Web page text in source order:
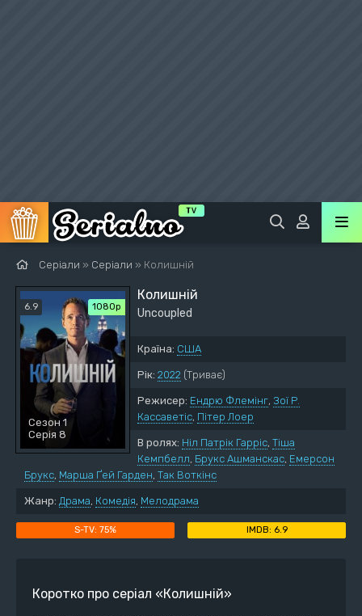
Серіали » Серіали » Колишній
6.9 1080p
Сезон 1
Серія 8
Колишній
Uncoupled
Країна: США
Рік: 2022 (Триває)
Режисер: Ендрю Флемінг, Зої Р.
Кассаветіс, Пітер Лоер
В ролях: Ніл Патрік Гарріс, Тіша
Кемпбелл, Брукс Ашманскас, Емерсон
Брукс, Марша Ґей Гарден, Так Воткінс
Жанр: Драма, Комедія, Мелодрама
75% 6.9
Коротко про серіал «Колишній»